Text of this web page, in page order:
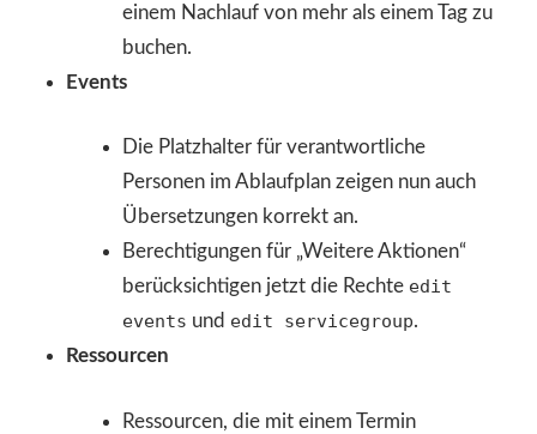
einem Nachlauf von mehr als einem Tag zu
buchen.
Events
Die Platzhalter für verantwortliche
Personen im Ablaufplan zeigen nun auch
Übersetzungen korrekt an.
Berechtigungen für „Weitere Aktionen“
berücksichtigen jetzt die Rechte edit
events und edit servicegroup.
Ressourcen
Ressourcen, die mit einem Termin